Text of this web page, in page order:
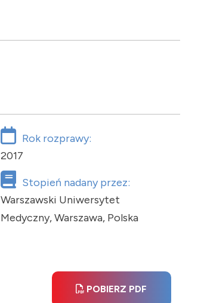
Rok rozprawy:
2017
Stopień nadany przez:
Warszawski Uniwersytet
Medyczny, Warszawa, Polska
POBIERZ PDF